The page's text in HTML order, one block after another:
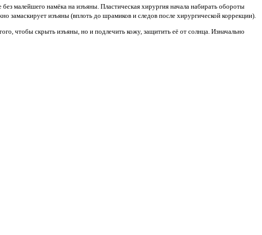
малейшего намёка на изъяны. Пластическая хирургия начала набирать обороты
замаскирует изъяны (вплоть до шрамиков и следов после хирургической коррекции).
чтобы скрыть изъяны, но и подлечить кожу, защитить её от солнца. Изначально